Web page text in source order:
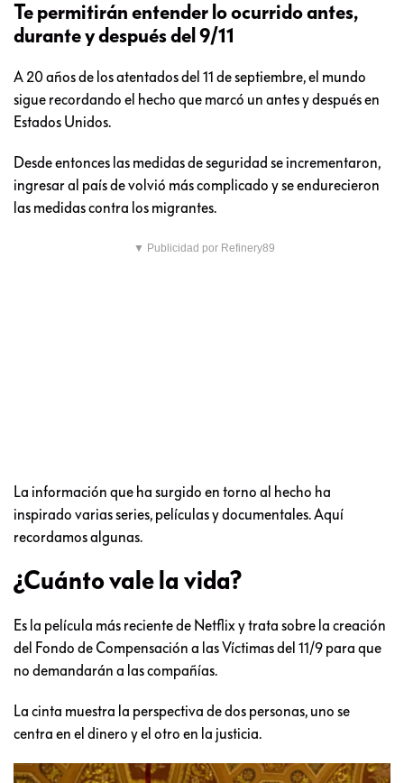
Te permitirán entender lo ocurrido antes,
durante y después del 9/11
A 20 años de los atentados del 11 de septiembre, el mundo
sigue recordando el hecho que marcó un antes y después en
Estados Unidos.
Desde entonces las medidas de seguridad se incrementaron,
ingresar al país de volvió más complicado y se endurecieron
las medidas contra los migrantes.
▼ Publicidad por Refinery89
La información que ha surgido en torno al hecho ha
inspirado varias series, películas y documentales. Aquí
recordamos algunas.
¿Cuánto vale la vida?
Es la película más reciente de Netflix y trata sobre la creación
del Fondo de Compensación a las Víctimas del 11/9 para que
no demandarán a las compañías.
La cinta muestra la perspectiva de dos personas, uno se
centra en el dinero y el otro en la justicia.